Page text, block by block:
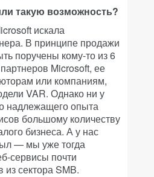
такую возможность?
искала
В принципе продажи
поручены кому-то из 6
Microsoft, ее
или компаниям,
VAR. Однако ни у
надлежащего опыта
большому количеству
бизнеса. А у нас
— мы уже тогда
сервисы почти
из сектора SMB.